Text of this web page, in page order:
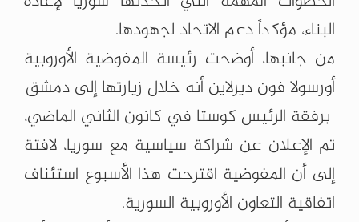
البناء، مؤكداً دعم الاتحاد لجهودها.
من جانبها، أوضحت رئيسة المفوضية الأوروبية
أورسولا فون ديرلاين أنه خلال زيارتها إلى دمشق
برفقة الرئيس كوستا في كانون الثاني الماضي،
تم الإعلان عن شراكة سياسية مع سوريا، لافتة
إلى أن المفوضية اقترحت هذا الأسبوع استئناف
اتفاقية التعاون الأوروبية السورية.